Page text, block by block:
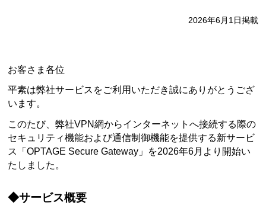
2026年6月1日掲載
お客さま各位
平素は弊社サービスをご利用いただき誠にありがとうござ
います。
このたび、弊社VPN網からインターネットへ接続する際の
セキュリティ機能および通信制御機能を提供する新サービ
ス「OPTAGE Secure Gateway」を2026年6月より開始い
たしました。
◆サービス概要